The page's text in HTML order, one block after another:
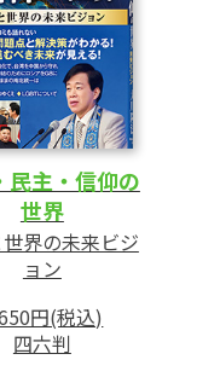
民主・信仰の
世界
界の未来ビジ
ョン
円(税込)
四六判